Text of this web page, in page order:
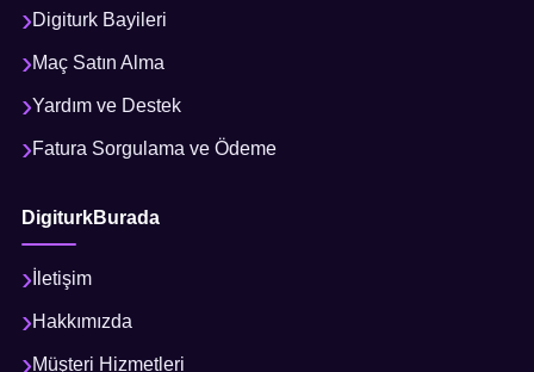
Digiturk Bayileri
Maç Satın Alma
Yardım ve Destek
Fatura Sorgulama ve Ödeme
DigiturkBurada
İletişim
Hakkımızda
Müşteri Hizmetleri